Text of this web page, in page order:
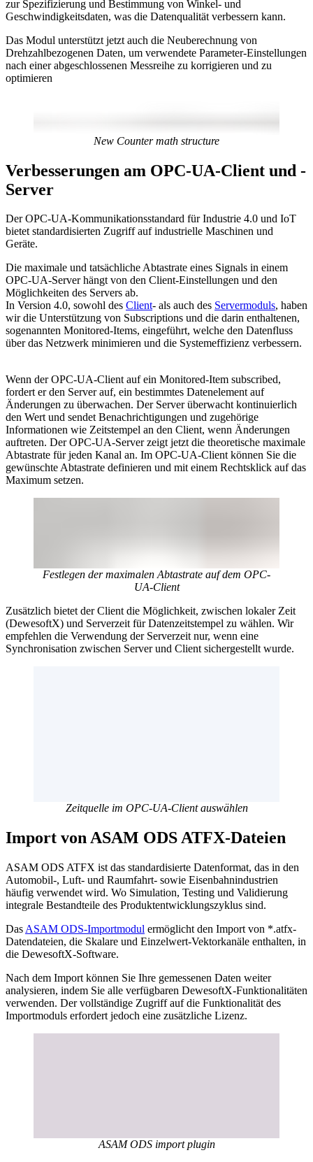
zur Spezifizierung und Bestimmung von Winkel- und
Geschwindigkeitsdaten, was die Datenqualität verbessern kann.
Das Modul unterstützt jetzt auch die Neuberechnung von
Drehzahlbezogenen Daten, um verwendete Parameter-Einstellungen
nach einer abgeschlossenen Messreihe zu korrigieren und zu
optimieren
New Counter math structure
Verbesserungen am OPC-UA-Client und -
Server
Der OPC-UA-Kommunikationsstandard für Industrie 4.0 und IoT
bietet standardisierten Zugriff auf industrielle Maschinen und
Geräte.
Die maximale und tatsächliche Abtastrate eines Signals in einem
OPC-UA-Server hängt von den Client-Einstellungen und den
Möglichkeiten des Servers ab.
In Version 4.0, sowohl des Client- als auch des Servermoduls, haben
wir die Unterstützung von Subscriptions und die darin enthaltenen,
sogenannten Monitored-Items, eingeführt, welche den Datenfluss
über das Netzwerk minimieren und die Systemeffizienz verbessern.
Wenn der OPC-UA-Client auf ein Monitored-Item subscribed,
fordert er den Server auf, ein bestimmtes Datenelement auf
Änderungen zu überwachen. Der Server überwacht kontinuierlich
den Wert und sendet Benachrichtigungen und zugehörige
Informationen wie Zeitstempel an den Client, wenn Änderungen
auftreten. Der OPC-UA-Server zeigt jetzt die theoretische maximale
Abtastrate für jeden Kanal an. Im OPC-UA-Client können Sie die
gewünschte Abtastrate definieren und mit einem Rechtsklick auf das
Maximum setzen.
Festlegen der maximalen Abtastrate auf dem OPC-
UA-Client
Zusätzlich bietet der Client die Möglichkeit, zwischen lokaler Zeit
(DewesoftX) und Serverzeit für Datenzeitstempel zu wählen. Wir
empfehlen die Verwendung der Serverzeit nur, wenn eine
Synchronisation zwischen Server und Client sichergestellt wurde.
Zeitquelle im OPC-UA-Client auswählen
Import von ASAM ODS ATFX-Dateien
ASAM ODS ATFX ist das standardisierte Datenformat, das in den
Automobil-, Luft- und Raumfahrt- sowie Eisenbahnindustrien
häufig verwendet wird. Wo Simulation, Testing und Validierung
integrale Bestandteile des Produktentwicklungszyklus sind.
Das ASAM ODS-Importmodul ermöglicht den Import von *.atfx-
Datendateien, die Skalare und Einzelwert-Vektorkanäle enthalten, in
die DewesoftX-Software.
Nach dem Import können Sie Ihre gemessenen Daten weiter
analysieren, indem Sie alle verfügbaren DewesoftX-Funktionalitäten
verwenden. Der vollständige Zugriff auf die Funktionalität des
Importmoduls erfordert jedoch eine zusätzliche Lizenz.
ASAM ODS import plugin